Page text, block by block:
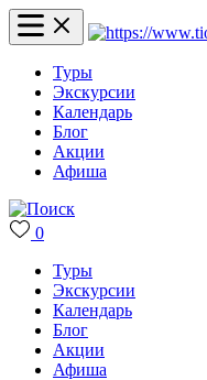
Туры
Экскурсии
Календарь
Блог
Акции
Афиша
0
Туры
Экскурсии
Календарь
Блог
Акции
Афиша